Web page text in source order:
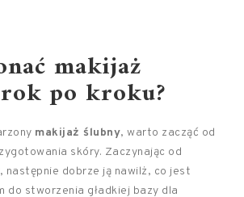
makijaż
po kroku?
makijaż ślubny, warto zacząć od
skóry. Zaczynając od
następnie dobrze ją nawilż, co jest
do stworzenia gładkiej bazy dla